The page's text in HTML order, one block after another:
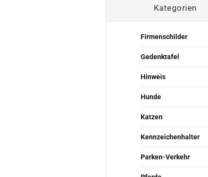
Kategorien
Firmenschilder
Gedenktafel
Hinweis
Hunde
Katzen
Kennzeichenhalter
Parken-Verkehr